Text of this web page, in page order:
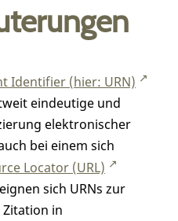
Identifier (hier: URN)
eindeutige und
elektronischer
bei einem sich
Locator (URL)
sich URNs zur
in